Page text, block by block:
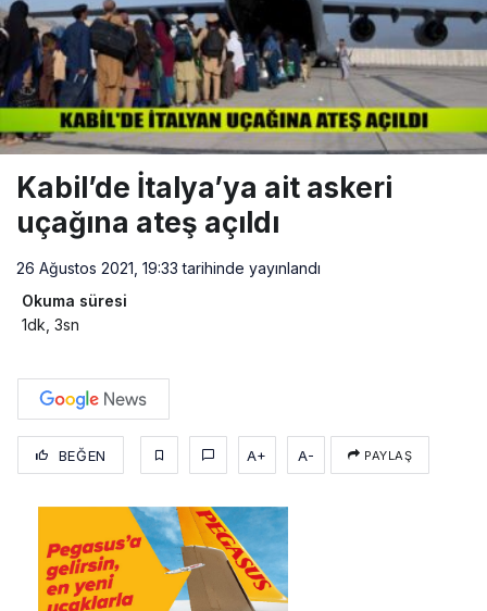
Kabil’de İtalya’ya ait askeri
uçağına ateş açıldı
26 Ağustos 2021, 19:33 tarihinde yayınlandı
Okuma süresi
1dk, 3sn
BEĞEN A+ A- PAYLAŞ